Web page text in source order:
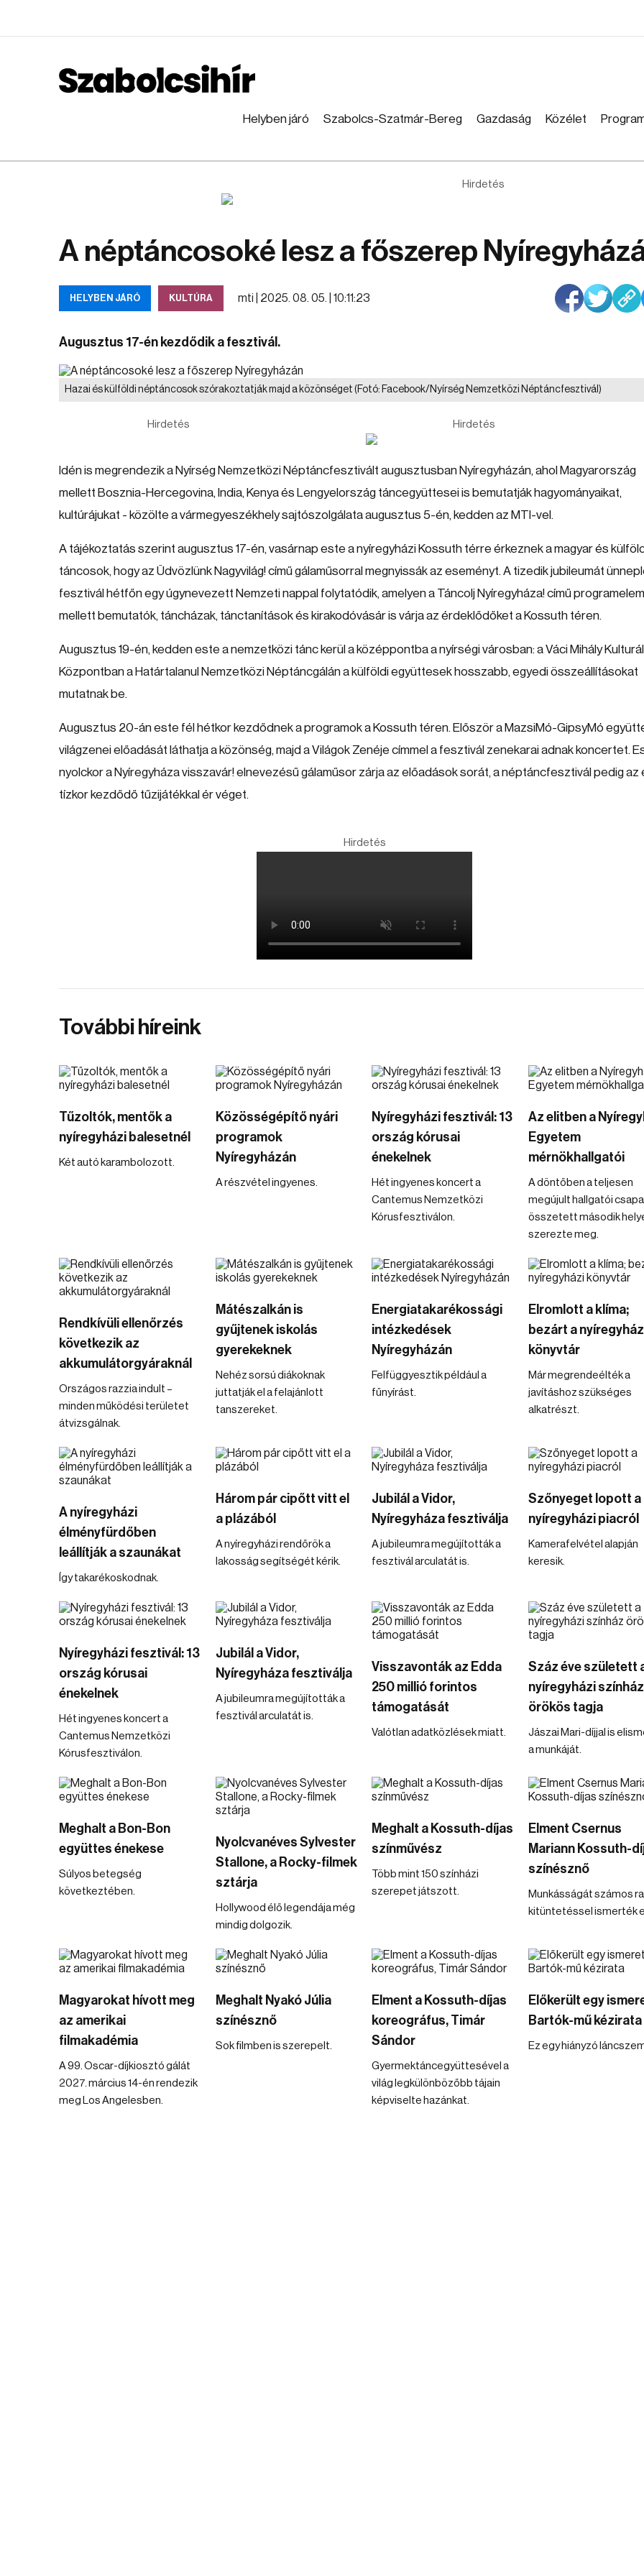
Helyben járó Szabolcs-Szatmár-Bereg Gazdaság Közélet
Hirdetés
A néptáncosoké lesz a főszerep
HELYBEN JÁRÓ KULTÚRA mti | 2025. 08. 05. | 10:11:23
Augusztus 17-én kezdődik a fesztivál.
Hazai és külföldi néptáncosok szórakoztatják majd a közönséget (Fotó: Facebook/Nyírség Nemzetközi Néptáncfesztivál)
Hirdetés Hirdetés
Idén is megrendezik a Nyírség Nemzetközi Néptáncfesztivált augusztusban Nyíregyházán, ahol Magyarország
mellett Bosznia-Hercegovina, India, Kenya és Lengyelország táncegyüttesei is bemutatják hagyományaikat,
kultúrájukat - közölte a vármegyeszékhely sajtószolgálata augusztus 5-én, kedden az MTI-vel.
A tájékoztatás szerint augusztus 17-én, vasárnap este a nyíregyházi Kossuth térre érkeznek a magyar és
táncosok, hogy az Üdvözlünk Nagyvilág! című gálaműsorral megnyissák az eseményt. A tizedik jubileumát
fesztivál hétfőn egy úgynevezett Nemzeti nappal folytatódik, amelyen a Táncolj Nyíregyháza! című programelem
mellett bemutatók, táncházak, tánctanítások és kirakodóvásár is várja az érdeklődőket a Kossuth téren.
Augusztus 19-én, kedden este a nemzetközi tánc kerül a középpontba a nyírségi városban: a Váci Mihály
Központban a Határtalanul Nemzetközi Néptáncgálán a külföldi együttesek hosszabb, egyedi összeállításokat
mutatnak be.
Augusztus 20-án este fél hétkor kezdődnek a programok a Kossuth téren. Először a MazsiMó-GipsyMó
világzenei előadását láthatja a közönség, majd a Világok Zenéje címmel a fesztivál zenekarai adnak koncertet.
nyolckor a Nyíregyháza visszavár! elnevezésű gálaműsor zárja az előadások sorát, a néptáncfesztivál pedig az
tízkor kezdődő tűzijátékkal ér véget.
Hirdetés
További híreink
Tűzoltók, mentők a
nyíregyházi balesetnél
Két autó karambolozott.
Közösségépítő nyári
programok
Nyíregyházán
A részvétel ingyenes.
Nyíregyházi fesztivál: 13
ország kórusai
énekelnek
Hét ingyenes koncert a
Cantemus Nemzetközi
Kórusfesztiválon.
Az elitben a
Egyetem
mérnökhallgatói
A döntőben a teljesen
megújult hallgatói
összetett második
szerezte meg.
Rendkívüli ellenőrzés
következik az
akkumulátorgyáraknál
Országos razzia indult –
minden működési területet
átvizsgálnak.
Mátészalkán is
gyűjtenek iskolás
gyerekeknek
Nehéz sorsú diákoknak
juttatják el a felajánlott
tanszereket.
Energiatakarékossági
intézkedések
Nyíregyházán
Felfüggyesztik például a
fűnyírást.
Elromlott a klíma;
bezárt a
könyvtár
Már megrendeélték a
javításhoz szükséges
alkatrészt.
A nyíregyházi
élményfürdőben
leállítják a szaunákat
Így takarékoskodnak.
Három pár cipőtt vitt el
a plázából
A nyíregyházi rendőrök a
lakosság segítségét kérik.
Jubilál a Vidor,
Nyíregyháza fesztiválja
A jubileumra megújították a
fesztivál arculatát is.
Szőnyeget lopott a
nyíregyházi piacról
Kamerafelvétel alapján
keresik.
Nyíregyházi fesztivál: 13
ország kórusai
énekelnek
Hét ingyenes koncert a
Cantemus Nemzetközi
Kórusfesztiválon.
Jubilál a Vidor,
Nyíregyháza fesztiválja
A jubileumra megújították a
fesztivál arculatát is.
Visszavonták az Edda
250 millió forintos
támogatását
Valótlan adatközlések miatt.
Száz éve született
nyíregyházi színház
örökös tagja
Jászai Mari-díjjal is
a munkáját.
Meghalt a Bon-Bon
együttes énekese
Súlyos betegség
következtében.
Nyolcvanéves Sylvester
Stallone, a Rocky-filmek
sztárja
Hollywood élő legendája még
mindig dolgozik.
Meghalt a Kossuth-díjas
színművész
Több mint 150 színházi
szerepet játszott.
Elment Csernus
Mariann Kossuth-
színésznő
Munkásságát számos
kitüntetéssel ismerték
Magyarokat hívott meg
az amerikai
filmakadémia
A 99. Oscar-díjkiosztó gálát
2027. március 14-én rendezik
meg Los Angelesben.
Meghalt Nyakó Júlia
színésznő
Sok filmben is szerepelt.
Elment a Kossuth-díjas
koreográfus, Timár
Sándor
Gyermektáncegyüttesével a
világ legkülönbözőbb tájain
képviselte hazánkat.
Előkerült egy
Bartók-mű kézirata
Ez egy hiányzó